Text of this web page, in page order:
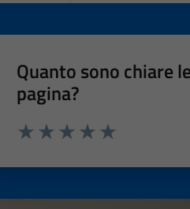
Quanto sono chiare
pagina?